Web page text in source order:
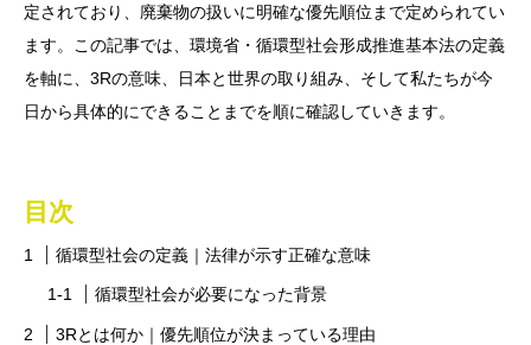
定されており、廃棄物の扱いに明確な優先順位まで定められてい
ます。この記事では、環境省・循環型社会形成推進基本法の定義
を軸に、3Rの意味、日本と世界の取り組み、そして私たちが今
日から具体的にできることまでを順に確認していきます。
目次
循環型社会の定義｜法律が示す正確な意味
循環型社会が必要になった背景
3Rとは何か｜優先順位が決まっている理由